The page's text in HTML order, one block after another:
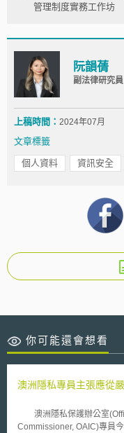
管理制度實務工作坊
阮韻蒨
副法律研究
上稿時間： 2024年07月
文章標籤
個人資料 資訊安全
你可能還會想看
澳洲隱私專員主張應從
澳洲隱私保護辦公室
Commissioner, OAIC)專員